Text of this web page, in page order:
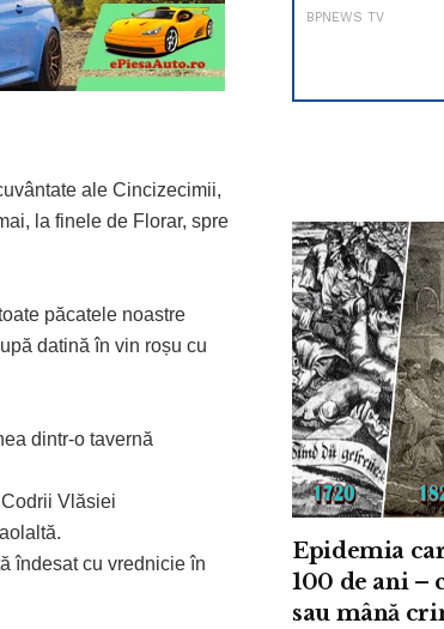
ale Cincizecimii,
la finele de Florar, spre
păcatele noastre
datină în vin roșu cu
dintr-o tavernă
Vlăsiei
îndesat cu vrednicie în
BPNEWS TV
Epidemia
100 de ani –
sau mână